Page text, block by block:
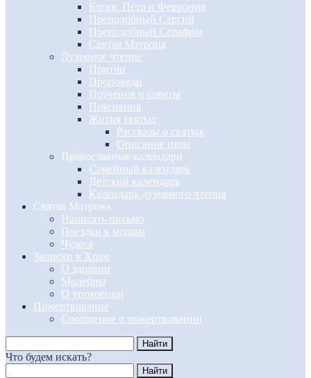
Блгвв. Петр и Феврония
Преподобный Сергий
Преподобный Серафим
Святая Матрона
Духовное чтение
Притчи
Проповеди
Поучения и советы
Пояснения
Жития святых
Рассказы о святых
Описание икон
Православные календари
Семейный календарь
Детский календарь
Календарь духовного чтения
Святая Матрона
Написать письмо
Поездки к мощам
Чудеса
Записки в Храм
О здравии
Молебны
О упокоении
Пожертвование
Сообщение о пожертвовании
Что будем искать?